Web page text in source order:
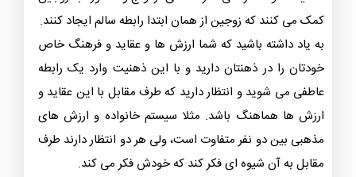
کمک می کنند که زوجین از همان ابتدا رابطه سالم ایجاد کنند.
به یاد داشته باشید که شما ارزش ها و عقاید و فرهنگ خاص
خودتان را در ذهنتان دارید و با این ذهنیت وارد یک رابطه
عاطفی می شوید و انتظار دارید که طرف مقابل با این عقاید و
ارزش ها هماهنگ باشد. مثلا سیستم خانواده و ارزش های
مذهبی بین دو نفر متفاوت است، ولی هر دو انتظار دارند طرف
مقابل به آن شیوه ای فکر کند که خودش فکر می کند.